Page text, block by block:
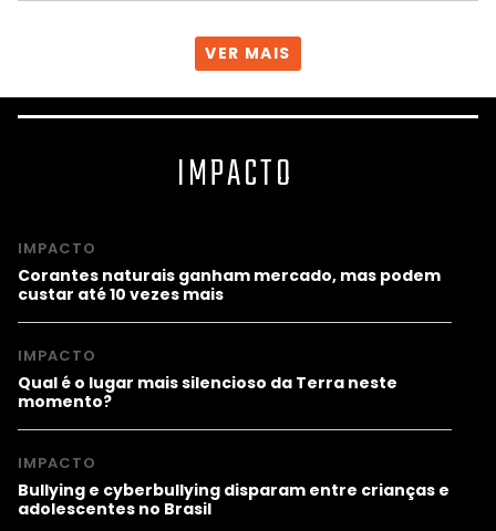
VER MAIS
IMPACTO
IMPACTO
Corantes naturais ganham mercado, mas podem
custar até 10 vezes mais
IMPACTO
Qual é o lugar mais silencioso da Terra neste
momento?
IMPACTO
Bullying e cyberbullying disparam entre crianças e
adolescentes no Brasil